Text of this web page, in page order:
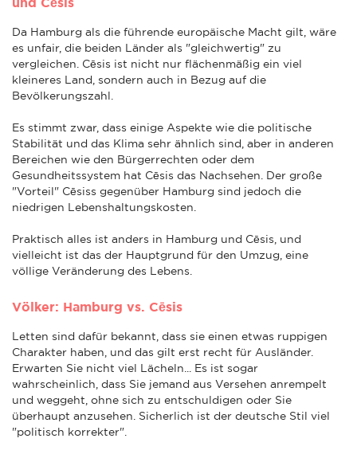
Da Hamburg als die führende europäische Macht gilt, wäre
es unfair, die beiden Länder als "gleichwertig" zu
vergleichen. Cēsis ist nicht nur flächenmäßig ein viel
kleineres Land, sondern auch in Bezug auf die
Bevölkerungszahl.
Es stimmt zwar, dass einige Aspekte wie die politische
Stabilität und das Klima sehr ähnlich sind, aber in anderen
Bereichen wie den Bürgerrechten oder dem
Gesundheitssystem hat Cēsis das Nachsehen. Der große
"Vorteil" Cēsiss gegenüber Hamburg sind jedoch die
niedrigen Lebenshaltungskosten.
Praktisch alles ist anders in Hamburg und Cēsis, und
vielleicht ist das der Hauptgrund für den Umzug, eine
völlige Veränderung des Lebens.
Völker: Hamburg vs. Cēsis
Letten sind dafür bekannt, dass sie einen etwas ruppigen
Charakter haben, und das gilt erst recht für Ausländer.
Erwarten Sie nicht viel Lächeln... Es ist sogar
wahrscheinlich, dass Sie jemand aus Versehen anrempelt
und weggeht, ohne sich zu entschuldigen oder Sie
überhaupt anzusehen. Sicherlich ist der deutsche Stil viel
"politisch korrekter".